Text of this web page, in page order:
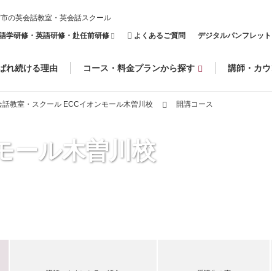
の英会話教室・英会話スクール
学研修・英語研修・赴任前研修 よくあるご質問 デジタルパンフレット
れ続ける理由 コース・料金プランから探す 講師・カ
話教室・スクール ECCイオンモール木曽川校 開講コース
ール木曽川校